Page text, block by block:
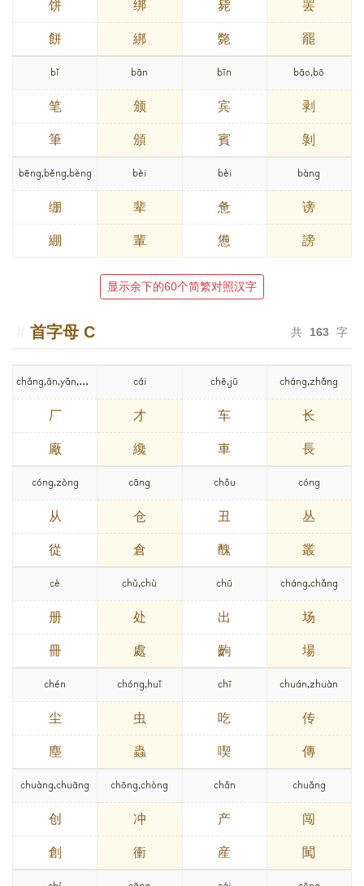
饼
餅
绑
綁
毙
斃
罢
罷
bǐ
笔
筆
bān
颁
頒
bīn
宾
賓
bāo,bō
剥
剝
bēng,běng,bèng
绷
綳
bèi
辈
輩
bèi
惫
憊
bàng
谤
謗
显示余下的60个简繁对照汉字
首字母 C 共 163 字
chǎng,ān,yǎn,hǎn
厂
廠
cái
才
纔
chē,jū
车
車
cháng,zhǎng
长
長
cóng,zòng
从
從
cāng
仓
倉
chǒu
丑
醜
cóng
丛
叢
cè
册
冊
chǔ,chù
处
處
chū
出
齣
cháng,chǎng
场
場
chén
尘
塵
chóng,huǐ
虫
蟲
chī
吃
喫
chuán,zhuàn
传
傳
chuàng,chuāng
创
創
chōng,chòng
冲
衝
chǎn
产
産
chuǎng
闯
闖